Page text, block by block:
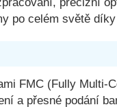
po celém světě
FMC (Fully Multi-
a přesné podání